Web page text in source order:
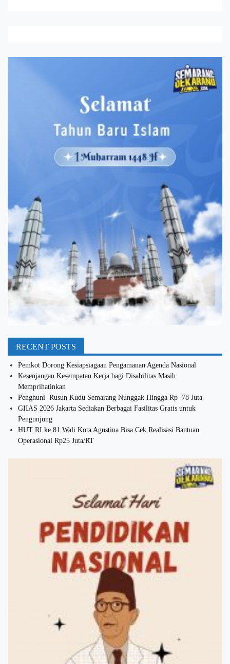
RECENT POSTS
Pemkot Dorong Kesiapsiagaan Pengamanan Agenda Nasional
Kesenjangan Kesempatan Kerja bagi Disabilitas Masih
Memprihatinkan
Penghuni Rusun Kudu Semarang Nunggak Hingga Rp 78 Juta
GIIAS 2026 Jakarta Sediakan Berbagai Fasilitas Gratis untuk
Pengunjung
HUT RI ke 81 Wali Kota Agustina Bisa Cek Realisasi Bantuan
Operasional Rp25 Juta/RT